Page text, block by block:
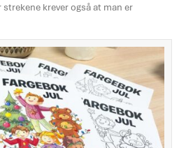
krever også at man er